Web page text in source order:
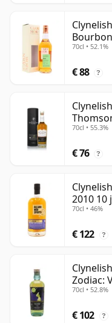
oud
70cl • 52.1%
€ 88 ?
70cl • 55.3%
€ 76 ?
2010 10
70cl • 46%
€ 122 ?
Zodiac:
70cl • 52.8%
€ 102 ?